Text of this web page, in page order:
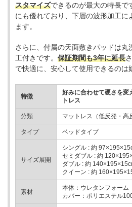
スタマイズできるのが最大の特長で
にも優れており、下層の波形加工に
ます。
さらに、付属の天面敷きパッドは丸
工付きです。 保証期間も3年に延長
で快適に、安心して使用できるのは
特徴
好みに合わせて硬さを変
トレス
分類 マットレス（低反発・高
タイプ ベッドタイプ
サイズ展開
シングル : 約
セミダブル : 約
ダブル : 約
クイーン : 約
素材
本体：ウレタンフォーム
カバー：ポリエステル